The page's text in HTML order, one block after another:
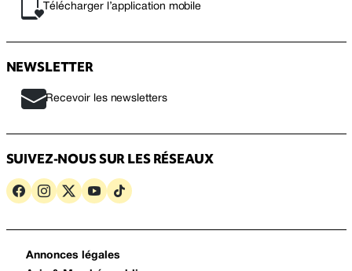
Télécharger l’application mobile
NEWSLETTER
Recevoir les newsletters
SUIVEZ-NOUS SUR LES RÉSEAUX
Annonces légales